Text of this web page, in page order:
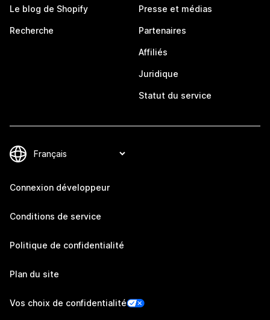
Le blog de Shopify
Recherche
Presse et médias
Partenaires
Affiliés
Juridique
Statut du service
Connexion développeur
Conditions de service
Politique de confidentialité
Plan du site
Vos choix de confidentialité